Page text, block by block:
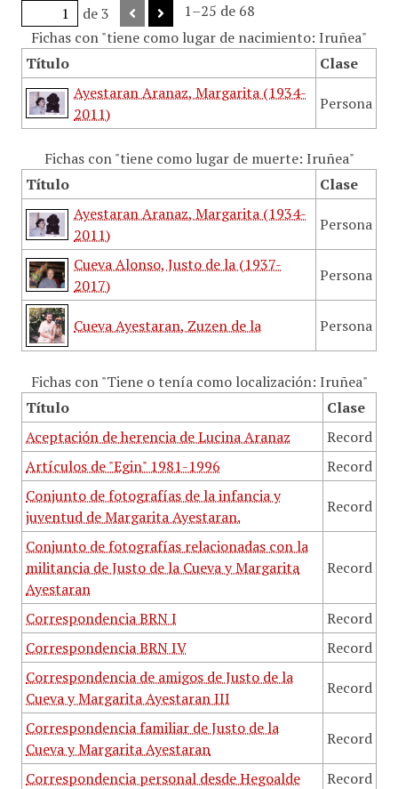
de 3
1–25 de 68
Fichas con "tiene como lugar de nacimiento: Iruñea"
Título
Clase
Ayestaran Aranaz, Margarita (1934-
2011)
Persona
Fichas con "tiene como lugar de muerte: Iruñea"
Título
Clase
Ayestaran Aranaz, Margarita (1934-
2011)
Persona
Cueva Alonso, Justo de la (1937-
2017)
Persona
Cueva Ayestaran, Zuzen de la Persona
Fichas con "Tiene o tenía como localización: Iruñea"
Título
Clase
Aceptación de herencia de Lucina Aranaz
Record
Artículos de "Egin" 1981-1996
Record
Conjunto de fotografías de la infancia y
juventud de Margarita Ayestaran.
Record
Conjunto de fotografías relacionadas con la
militancia de Justo de la Cueva y Margarita
Ayestaran
Record
Correspondencia BRN I
Record
Correspondencia BRN IV
Record
Correspondencia de amigos de Justo de la
Cueva y Margarita Ayestaran III
Record
Correspondencia familiar de Justo de la
Cueva y Margarita Ayestaran
Record
Correspondencia personal desde Hegoalde
Record